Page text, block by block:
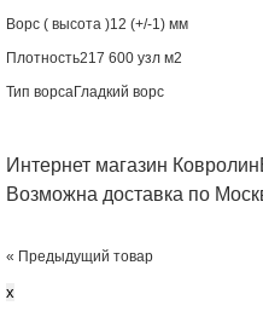
Ворс ( высота )12 (+/-1) мм
Плотность217 600 узл м2
Тип ворсаГладкий ворс
Интернет магазин
Возможна доставка по
« Предыдущий товар
x